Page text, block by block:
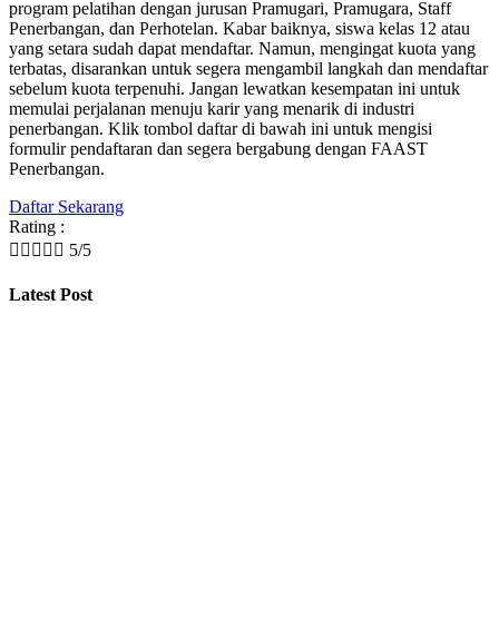
program pelatihan dengan jurusan Pramugari, Pramugara, Staff
Penerbangan, dan Perhotelan. Kabar baiknya, siswa kelas 12 atau
yang setara sudah dapat mendaftar. Namun, mengingat kuota yang
terbatas, disarankan untuk segera mengambil langkah dan mendaftar
sebelum kuota terpenuhi. Jangan lewatkan kesempatan ini untuk
memulai perjalanan menuju karir yang menarik di industri
penerbangan. Klik tombol daftar di bawah ini untuk mengisi
formulir pendaftaran dan segera bergabung dengan FAAST
Penerbangan.
Daftar Sekarang
Rating :
     5/5
Latest Post